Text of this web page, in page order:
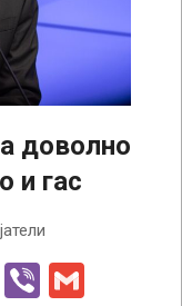
доволно
и гас
Telegram
Viber